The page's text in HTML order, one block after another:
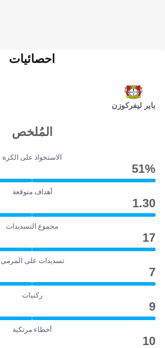
باير ليفركوزن
احصائيات
المُلخص
الاستحواذ على الكرة
51‎%‎
أهداف متوقعة
1.30
مجموع التسديدات
17
تسديدات على المرمى
7
ركنيات
9
أخطاء مرتكبة
10